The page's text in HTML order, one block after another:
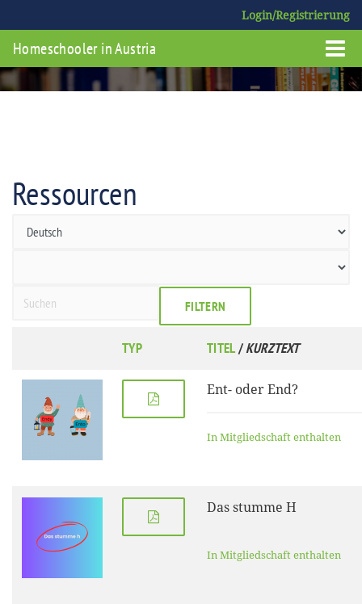
Login/Registrierung
Homeschooler in Austria
Ressourcen
FILTERN
TYP TITEL/KURZTEXT
Ent- oder End?
In Mitgliedschaft enthalten
Das stumme H
In Mitgliedschaft enthalten